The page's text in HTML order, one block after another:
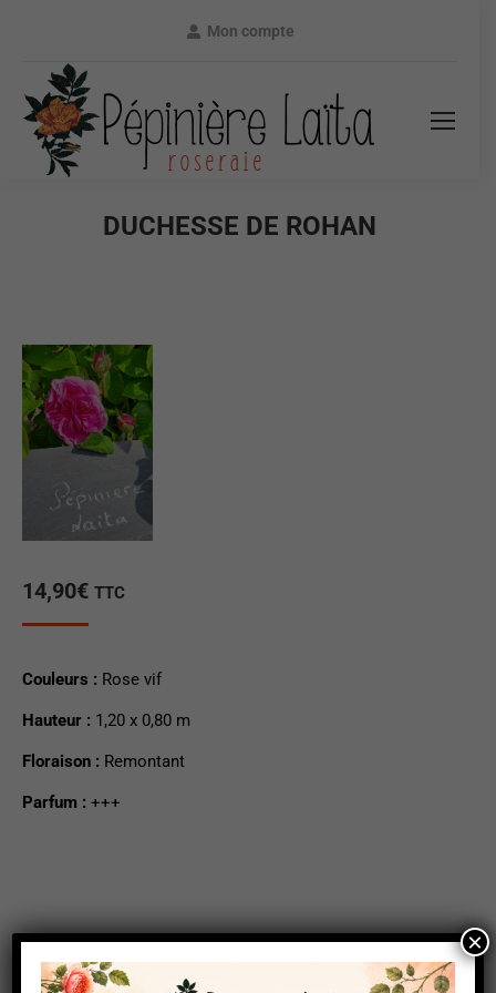
Mon compte
DUCHESSE DE ROHAN
14,90€ TTC
Couleurs : Rose vif
Hauteur : 1,20 x 0,80 m
Floraison : Remontant
Parfum : +++
En stock
×